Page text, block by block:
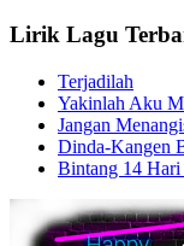
Lirik Lagu
Terjadilah
Yakinlah Aku
Jangan
Dinda-Kangen
Bintang 14